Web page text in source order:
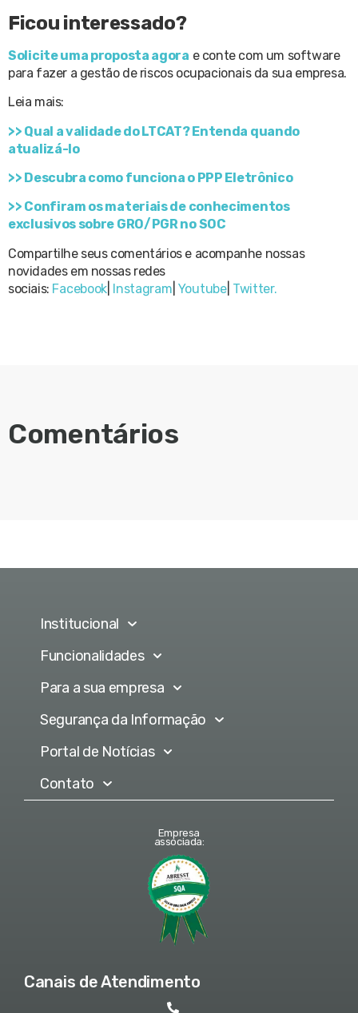
Ficou interessado?
Solicite uma proposta agora e conte com um software
para fazer a gestão de riscos ocupacionais da sua empresa.
Leia mais:
>> Qual a validade do LTCAT? Entenda quando
atualizá-lo
>> Descubra como funciona o PPP Eletrônico
>> Confiram os materiais de conhecimentos
exclusivos sobre GRO/PGR no SOC
Compartilhe seus comentários e acompanhe nossas
novidades em nossas redes
sociais: Facebook Instagram Youtube| Twitter.
Comentários
Institucional
Funcionalidades
Para a sua empresa
Segurança da Informação
Portal de Notícias
Contato
Empresa
associada:
Canais de Atendimento